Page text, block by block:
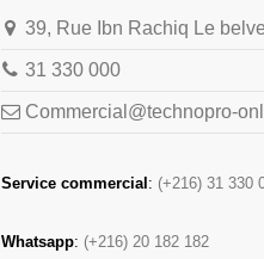
39, Rue Ibn Rachiq Le
31 330 000
Commercial@technopro-
Service commercial : (+216) 31 330
Whatsapp: (+216) 20 182 182